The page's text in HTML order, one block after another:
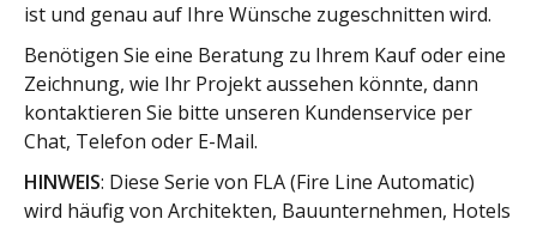
ist und genau auf Ihre Wünsche zugeschnitten wird.
Benötigen Sie eine Beratung zu Ihrem Kauf oder eine
Zeichnung, wie Ihr Projekt aussehen könnte, dann
kontaktieren Sie bitte unseren Kundenservice per
Chat, Telefon oder E-Mail.
HINWEIS: Diese Serie von FLA (Fire Line Automatic)
wird häufig von Architekten, Bauunternehmen, Hotels